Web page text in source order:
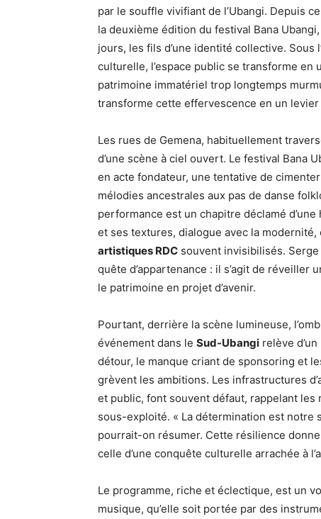
par le souffle vivifiant de l’Ubangi. Depuis
la deuxième édition du festival Bana
jours, les fils d’une identité collective.
culturelle, l’espace public se transforme en
patrimoine immatériel trop longtemps
transforme cette effervescence en un
Les rues de Gemena, habituellement
d’une scène à ciel ouvert. Le festival Bana
en acte fondateur, une tentative de
mélodies ancestrales aux pas de danse
performance est un chapitre déclamé
et ses textures, dialogue avec la
artistiques RDC souvent invisibilisés.
quête d’appartenance : il s’agit de
le patrimoine en projet d’avenir.
Pourtant, derrière la scène lumineuse,
événement dans le Sud-Ubangi relève
détour, le manque criant de sponsoring et
grèvent les ambitions. Les infrastructures
et public, font souvent défaut, rappelant les
sous-exploité. « La détermination est notre
pourrait-on résumer. Cette résilience donne
celle d’une conquête culturelle arrachée à
Le programme, riche et éclectique, est un
musique, qu’elle soit portée par des